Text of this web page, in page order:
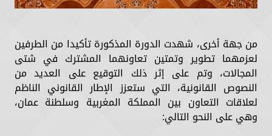
من جهة أخرى، شهدت الدورة المذكورة تأكيدا من الطرفين
لعزمهما تطوير وتمتين تعاونهما المشترك في شتى
المجالات، وتم على إثر ذلك التوقيع على العديد من
النصوص القانونية، التي ستعزز الإطار القانوني الناظم
لعلاقات التعاون بين المملكة المغربية وسلطنة عمان،
وهي على النحو التالي: